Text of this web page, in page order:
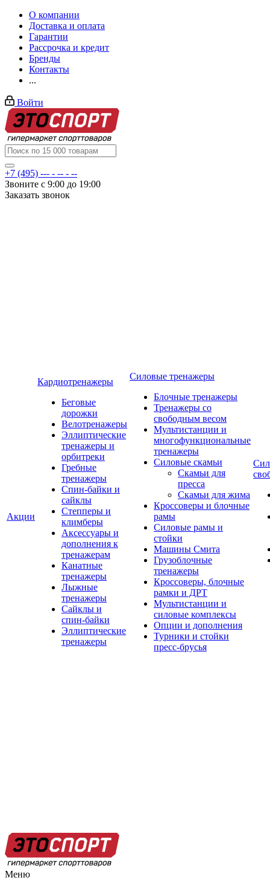
О компании
Доставка и оплата
Гарантии
Рассрочка и кредит
Бренды
Контакты
...
Войти
+7 (495) --- - -- - --
Звоните с 9:00 до 19:00
Заказать звонок
Акции
Кардиотренажеры
Беговые
дорожки
Велотренажеры
Эллиптические
тренажеры и
орбитреки
Гребные
тренажеры
Спин-байки и
сайклы
Степперы и
климберы
Аксессуары и
дополнения к
тренажерам
Канатные
тренажеры
Лыжные
тренажеры
Сайклы и
спин-байки
Эллиптические
тренажеры
Силовые тренажеры
Блочные тренажеры
Тренажеры со
свободным весом
Мультистанции и
многофункциональные
тренажеры
Силовые скамьи
Скамьи для
пресса
Скамьи для жима
Кроссоверы и блочные
рамы
Силовые рамы и
стойки
Машины Смита
Грузоблочные
тренажеры
Кроссоверы, блочные
рамки и ДРТ
Мультистанции и
силовые комплексы
Опции и дополнения
Турники и стойки
пресс-брусья
Меню